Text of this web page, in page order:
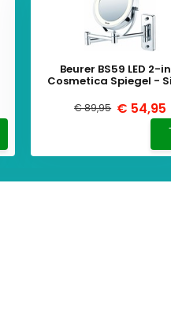
Beurer BS59 LED 2-
Cosmetica Spiegel -
€ 89,95 € 54,95